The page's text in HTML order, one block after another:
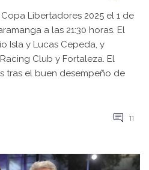
Libertadores 2025 el 1 de
a las 21:30 horas. El
Isla y Lucas Cepeda, y
Club y Fortaleza. El
tras el buen desempeño de
11